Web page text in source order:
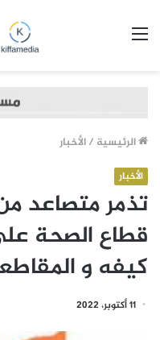
الرئيسية /الأخبار
الأخبار
تذمر متصاعد
قطاع الصحة
كيفه و
11 أكتوبر، 2022